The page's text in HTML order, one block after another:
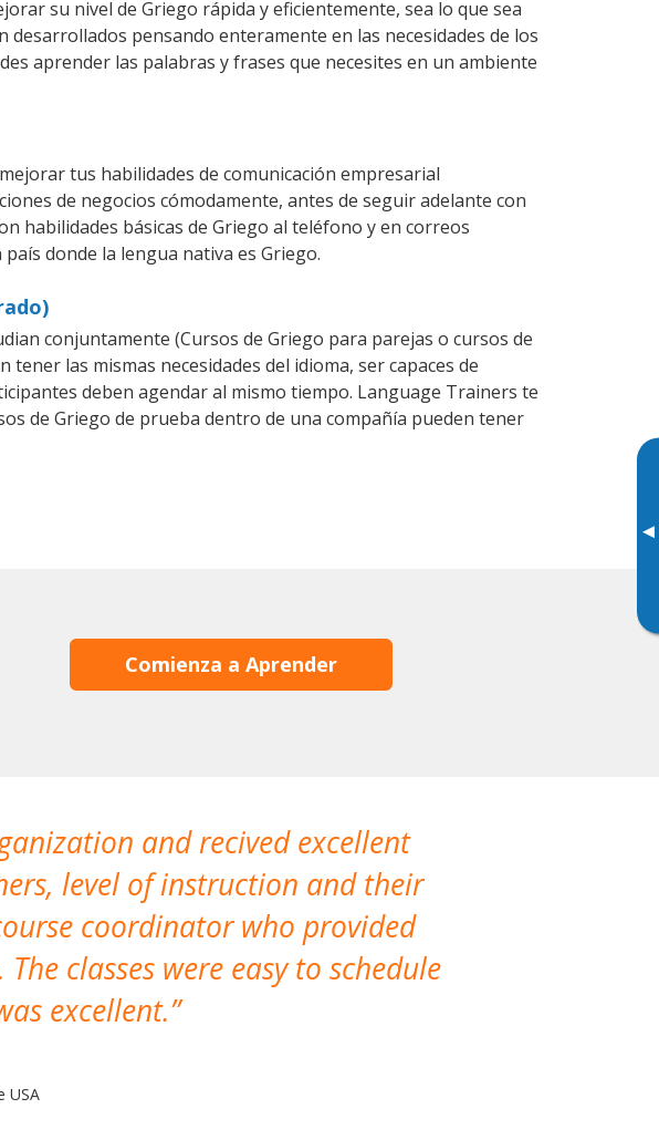
▸
su nivel de Griego rápida y eficientemente, sea lo que sea
pensando enteramente en las necesidades de los
aprender las palabras y frases que necesites en un ambiente
tus habilidades de comunicación empresarial
de negocios cómodamente, antes de seguir adelante con
habilidades básicas de Griego al teléfono y en correos
donde la lengua nativa es Griego.
conjuntamente (Cursos de Griego para parejas o cursos de
las mismas necesidades del idioma, ser capaces de
deben agendar al mismo tiempo. Language Trainers te
de Griego de prueba dentro de una compañía pueden tener
Comienza a Aprender
and recived excellent
level of instruction and their
coordinator who provided
classes were easy to schedule
excellent.
USA